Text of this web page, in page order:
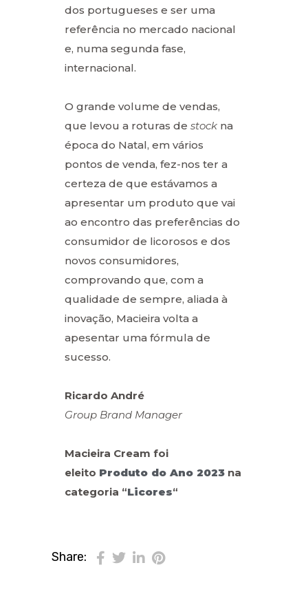
dos portugueses e ser uma
referência no mercado nacional
e, numa segunda fase,
internacional.
O grande volume de vendas,
que levou a roturas de stock na
época do Natal, em vários
pontos de venda, fez-nos ter a
certeza de que estávamos a
apresentar um produto que vai
ao encontro das preferências do
consumidor de licorosos e dos
novos consumidores,
comprovando que, com a
qualidade de sempre, aliada à
inovação, Macieira volta a
apesentar uma fórmula de
sucesso.
Ricardo André
Group Brand Manager
Macieira Cream foi
eleito Produto do Ano 2023 na
categoria “Licores“
Share: